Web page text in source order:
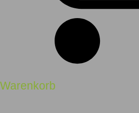
Warenkorb